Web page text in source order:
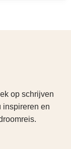
op schrijven
inspireren en